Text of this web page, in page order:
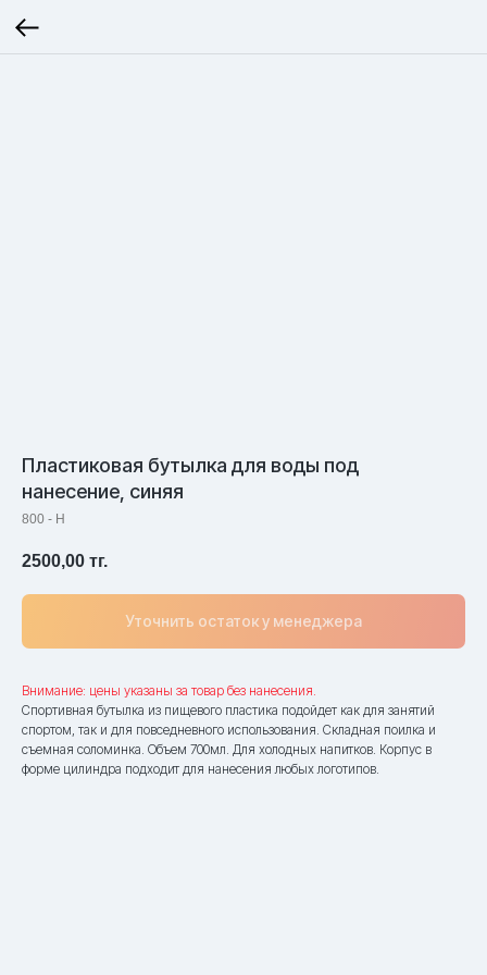
Пластиковая бутылка для воды под
нанесение, синяя
800 - Н
2500,00 тг.
Уточнить остаток у менеджера
Внимание: цены указаны за товар без нанесения.
Спортивная бутылка из пищевого пластика подойдет как для занятий
спортом, так и для повседневного использования. Складная поилка и
съемная соломинка. Объем 700мл. Для холодных напитков. Корпус в
форме цилиндра подходит для нанесения любых логотипов.